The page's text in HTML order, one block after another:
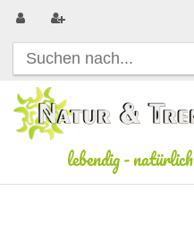
lebendig-natürlich